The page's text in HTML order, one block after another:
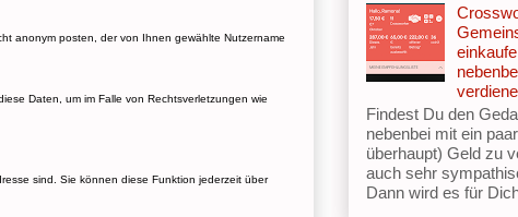
anonym posten, der von Ihnen gewählte Nutzername
Daten, um im Falle von Rechtsverletzungen wie
sind. Sie können diese Funktion jederzeit über
Findest Du den
nebenbei mit ein
überhaupt) Geld zu
auch sehr
Dann wird es für